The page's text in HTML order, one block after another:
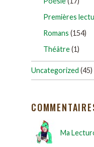
Premières
Romans (154)
Théâtre(1)
Uncategorized (45)
Ma